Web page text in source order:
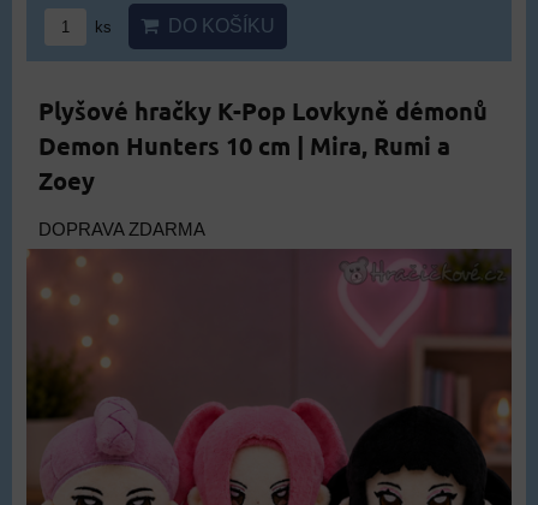
ks DO KOŠÍKU
Plyšové hračky K-Pop Lovkyně démonů
Demon Hunters 10 cm | Mira, Rumi a
Zoey
DOPRAVA ZDARMA